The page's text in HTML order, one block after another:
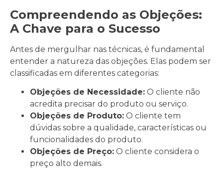
Compreendendo as Objeções:
A Chave para o Sucesso
Antes de mergulhar nas técnicas, é fundamental
entender a natureza das objeções. Elas podem ser
classificadas em diferentes categorias:
Objeções de Necessidade: O cliente não
acredita precisar do produto ou serviço.
Objeções de Produto: O cliente tem
dúvidas sobre a qualidade, características ou
funcionalidades do produto.
Objeções de Preço: O cliente considera o
preço alto demais.